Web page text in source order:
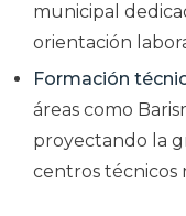
municipal
orientación
Formación
áreas como
proyectando la
centros técnicos